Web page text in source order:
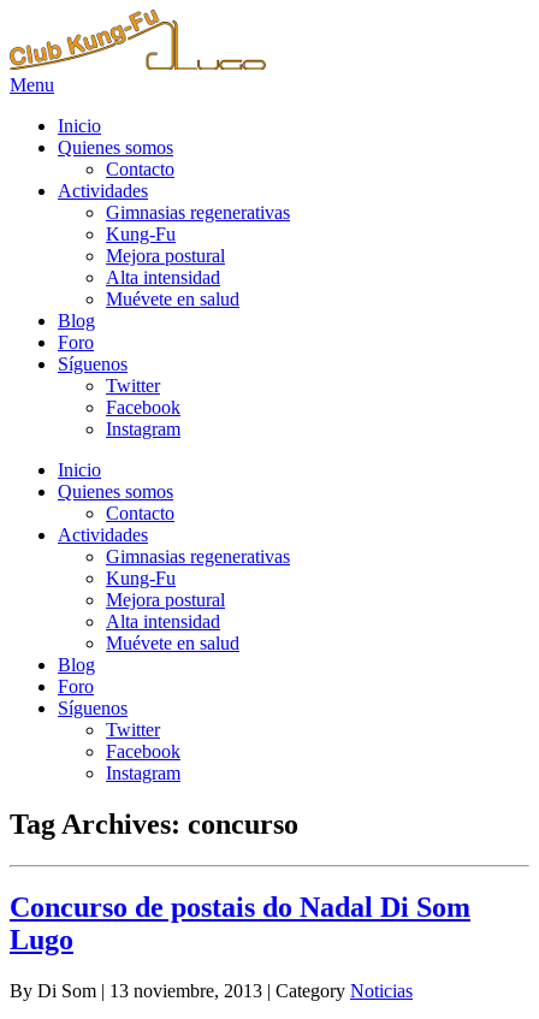
Menu
Inicio
Quienes somos
Contacto
Actividades
Gimnasias regenerativas
Kung-Fu
Mejora postural
Alta intensidad
Muévete en salud
Blog
Foro
Síguenos
Twitter
Facebook
Instagram
Inicio
Quienes somos
Contacto
Actividades
Gimnasias regenerativas
Kung-Fu
Mejora postural
Alta intensidad
Muévete en salud
Blog
Foro
Síguenos
Twitter
Facebook
Instagram
Tag Archives: concurso
Concurso de postais do Nadal Di Som
Lugo
By Di Som | 13 noviembre, 2013 | Category Noticias